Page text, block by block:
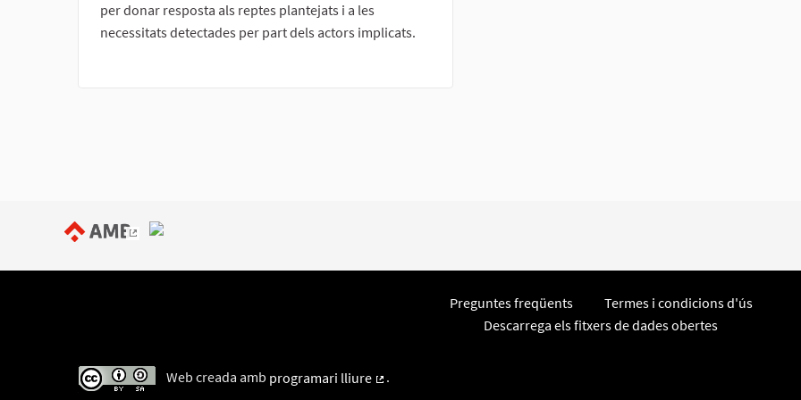
per donar resposta als reptes plantejats i a les
necessitats detectades per part dels actors implicats.
Preguntes freqüents
Termes i condicions d'ús
Descarrega els fitxers de dades obertes
Web creada amb programari lliure
.